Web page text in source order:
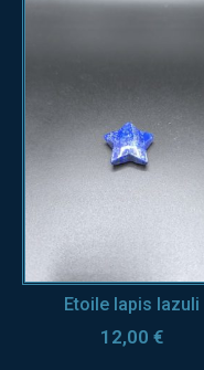
Etoile lapis lazuli
12,00 €